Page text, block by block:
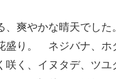
爽やかな晴天でした。
盛り。 ネジバナ、
く、イヌタデ、ツ